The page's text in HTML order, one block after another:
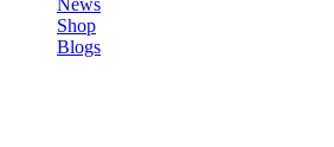
News
Shop
Blogs